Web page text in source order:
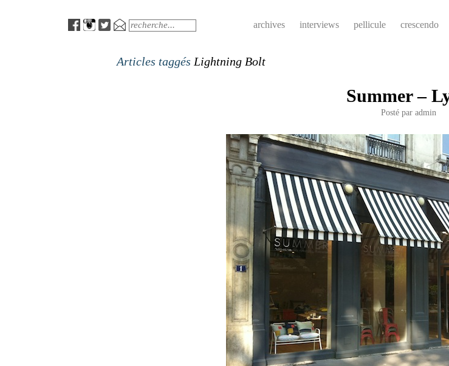
MenuSearch archives interviews pellicule crescendo
Articles taggés Lightning Bolt
Summer –
Posté par admin